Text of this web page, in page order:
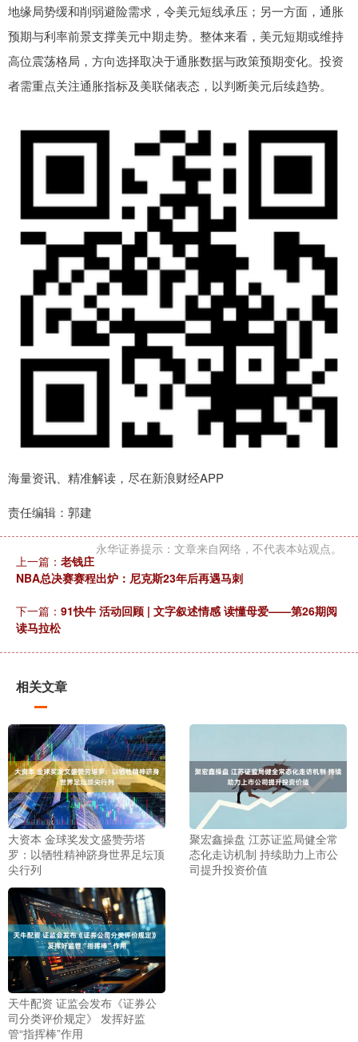
地缘局势缓和削弱避险需求，令美元短线承压；另一方面，通胀
预期与利率前景支撑美元中期走势。整体来看，美元短期或维持
高位震荡格局，方向选择取决于通胀数据与政策预期变化。投资
者需重点关注通胀指标及美联储表态，以判断美元后续趋势。
海量资讯、精准解读，尽在新浪财经APP
责任编辑：郭建
永华证券提示：文章来自网络，不代表本站观点。
上一篇： 老钱庄
NBA总决赛赛程出炉：尼克斯23年后再遇马刺
下一篇： 91快牛 活动回顾 | 文字叙述情感 读懂母爱——第26期阅
读马拉松
相关文章
大资本 金球奖发文盛赞劳塔
罗：以牺牲精神跻身世界足坛顶
尖行列
聚宏鑫操盘 江苏证监局健全常
态化走访机制 持续助力上市公
司提升投资价值
天牛配资 证监会发布《证券公
司分类评价规定》 发挥好监
管“指挥棒”作用